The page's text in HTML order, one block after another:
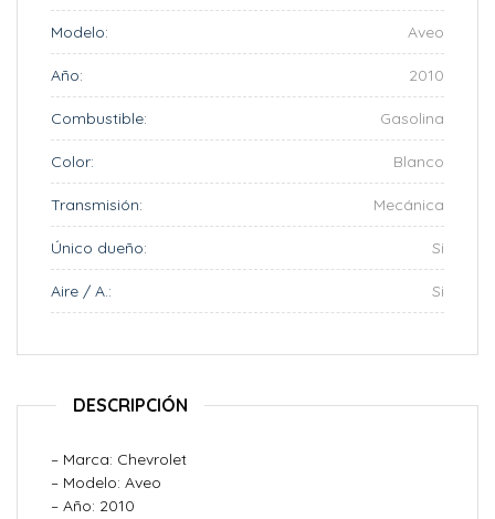
Modelo: Aveo
Año: 2010
Combustible: Gasolina
Color: Blanco
Transmisión: Mecánica
Único dueño: Si
Aire / A.: Si
DESCRIPCIÓN
– Marca: Chevrolet
– Modelo: Aveo
– Año: 2010